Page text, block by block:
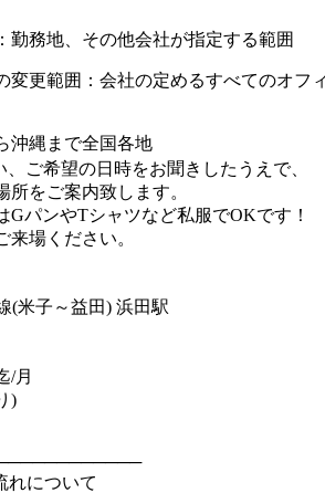
勤務地、その他会社が指定する範囲
変更範囲：会社の定めるすべてのオフ
沖縄まで全国各地
ご希望の日時をお聞きしたうえで、
所をご案内致します。
GパンやTシャツなど私服でOKです！
来場ください。
(米子～益田) 浜田駅
/月
)
れについて